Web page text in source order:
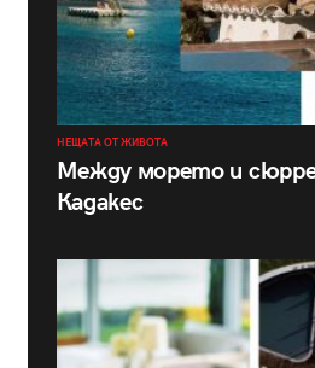
НЕЩАТА ОТ ЖИВОТА
Между морето и
Кадакес